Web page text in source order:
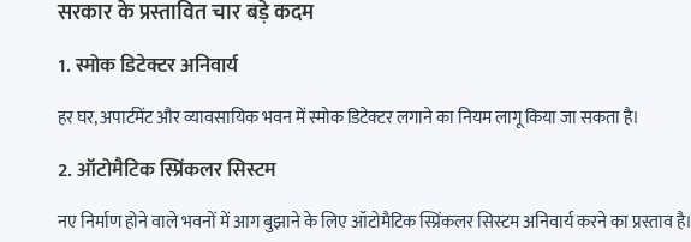
सरकार के प्रस्तावित चार बड़े कदम
1. स्मोक डिटेक्टर अनिवार्य
हर घर, अपार्टमेंट और व्यावसायिक भवन में स्मोक डिटेक्टर लगाने का नियम लागू किया जा सकता है।
2. ऑटोमैटिक स्प्रिंकलर सिस्टम
नए निर्माण होने वाले भवनों में आग बुझाने के लिए ऑटोमैटिक स्प्रिंकलर सिस्टम अनिवार्य करने का प्रस्ताव है।